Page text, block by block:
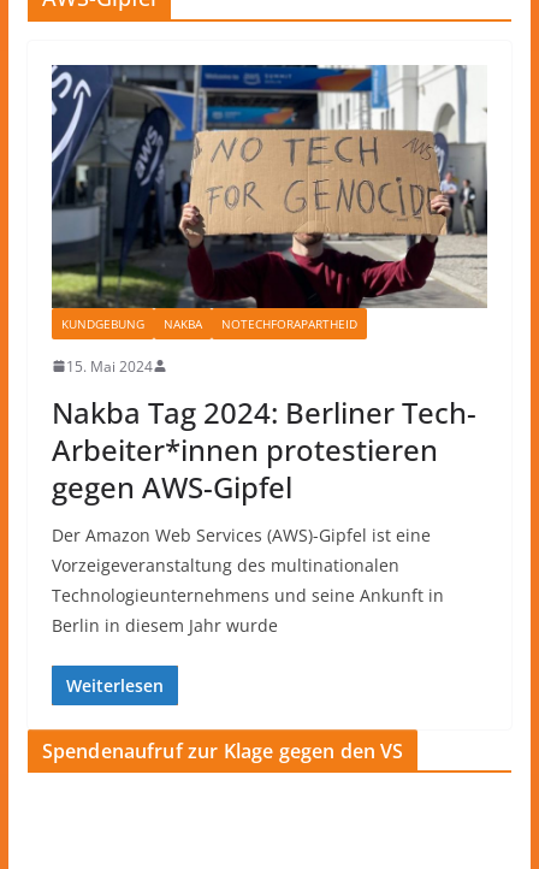
KUNDGEBUNG NAKBA NOTECHFORAPARTHEID
15. Mai 2024
Nakba Tag 2024: Berliner Tech-
Arbeiter*innen protestieren
gegen AWS-Gipfel
Der Amazon Web Services (AWS)-Gipfel ist eine
Vorzeigeveranstaltung des multinationalen
Technologieunternehmens und seine Ankunft in
Berlin in diesem Jahr wurde
Weiterlesen
Spendenaufruf zur Klage gegen den VS